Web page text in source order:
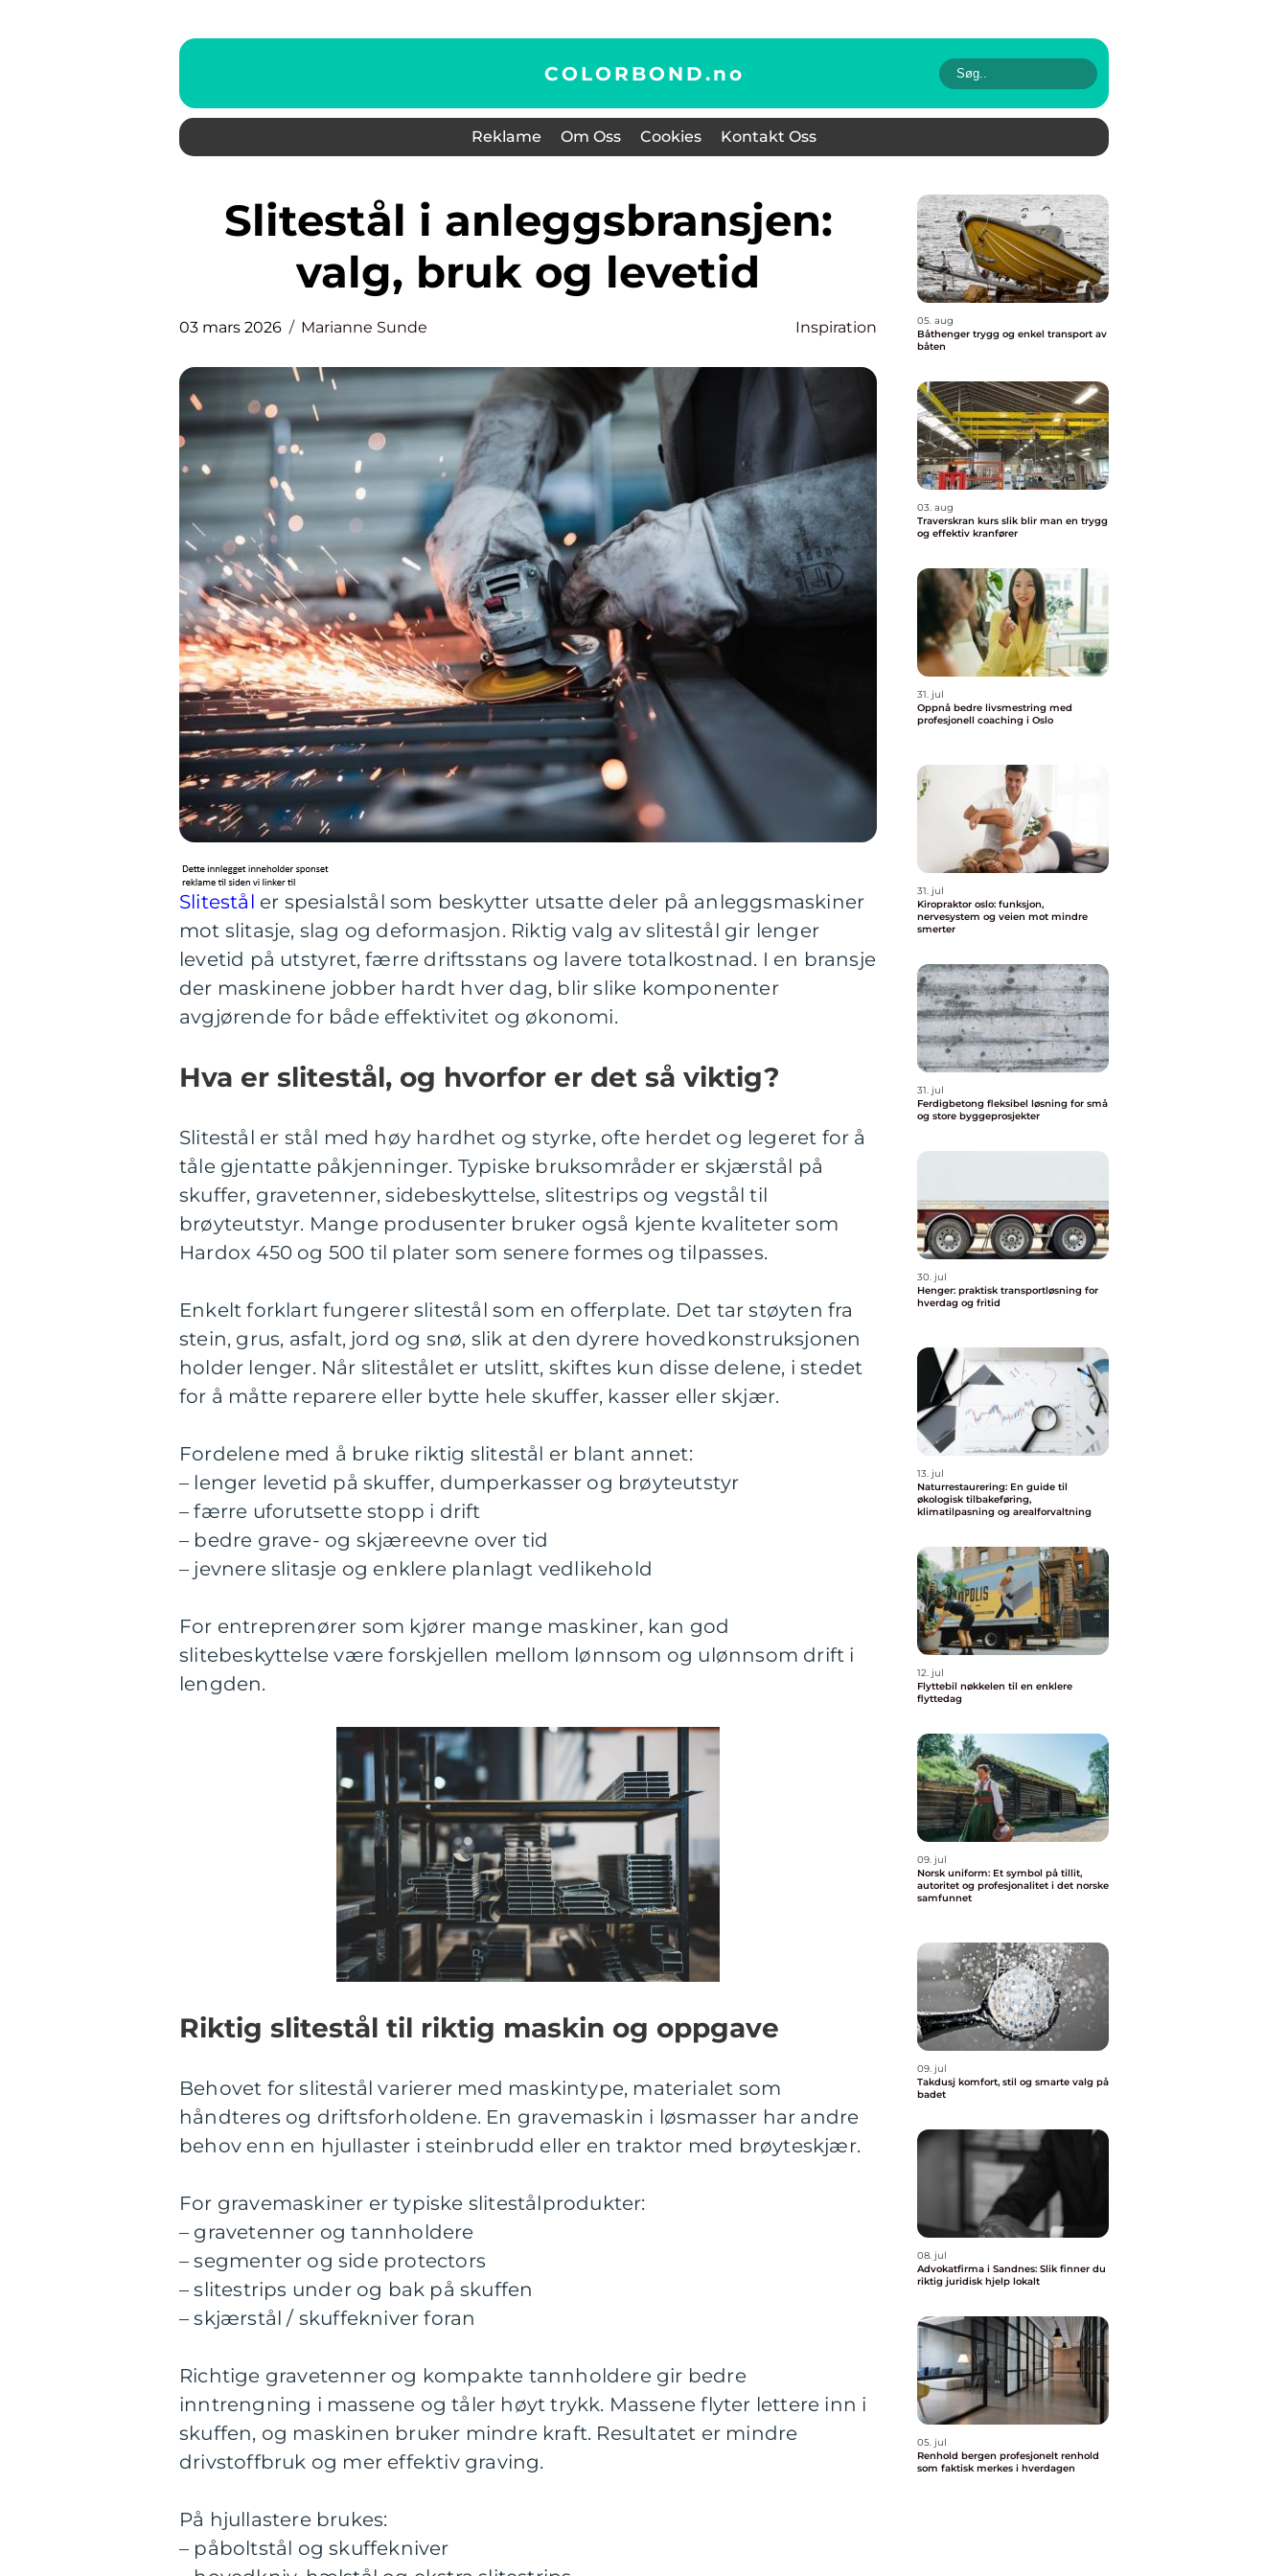
COLORBOND.no
Reklame Om Oss Cookies Kontakt Oss
Slitestål i anleggsbransjen:
valg, bruk og levetid
03 mars 2026 Marianne Sunde Inspiration
Slitestål er spesialstål som beskytter utsatte deler på anleggsmaskiner
mot slitasje, slag og deformasjon. Riktig valg av slitestål gir lenger
levetid på utstyret, færre driftsstans og lavere totalkostnad. I en bransje
der maskinene jobber hardt hver dag, blir slike komponenter
avgjørende for både effektivitet og økonomi.
Hva er slitestål, og hvorfor er det så viktig?
Slitestål er stål med høy hardhet og styrke, ofte herdet og legeret for å
tåle gjentatte påkjenninger. Typiske bruksområder er skjærstål på
skuffer, gravetenner, sidebeskyttelse, slitestrips og vegstål til
brøyteutstyr. Mange produsenter bruker også kjente kvaliteter som
Hardox 450 og 500 til plater som senere formes og tilpasses.
Enkelt forklart fungerer slitestål som en offerplate. Det tar støyten fra
stein, grus, asfalt, jord og snø, slik at den dyrere hovedkonstruksjonen
holder lenger. Når slitestålet er utslitt, skiftes kun disse delene, i stedet
for å måtte reparere eller bytte hele skuffer, kasser eller skjær.
Fordelene med å bruke riktig slitestål er blant annet:
– lenger levetid på skuffer, dumperkasser og brøyteutstyr
– færre uforutsette stopp i drift
– bedre grave- og skjæreevne over tid
– jevnere slitasje og enklere planlagt vedlikehold
For entreprenører som kjører mange maskiner, kan god
slitebeskyttelse være forskjellen mellom lønnsom og ulønnsom drift i
lengden.
Riktig slitestål til riktig maskin og oppgave
Behovet for slitestål varierer med maskintype, materialet som
håndteres og driftsforholdene. En gravemaskin i løsmasser har andre
behov enn en hjullaster i steinbrudd eller en traktor med brøyteskjær.
For gravemaskiner er typiske slitestålprodukter:
– gravetenner og tannholdere
– segmenter og side protectors
– slitestrips under og bak på skuffen
– skjærstål / skuffekniver foran
Richtige gravetenner og kompakte tannholdere gir bedre
inntrengning i massene og tåler høyt trykk. Massene flyter lettere inn i
skuffen, og maskinen bruker mindre kraft. Resultatet er mindre
drivstoffbruk og mer effektiv graving.
På hjullastere brukes:
– påboltstål og skuffekniver
05. aug
Båthenger trygg og enkel transport av
båten
03. aug
Traverskran kurs slik blir man en trygg
og effektiv kranfører
31. jul
Oppnå bedre livsmestring med
profesjonell coaching i Oslo
31. jul
Kiropraktor oslo: funksjon,
nervesystem og veien mot mindre
smerter
31. jul
Ferdigbetong fleksibel løsning for små
og store byggeprosjekter
30. jul
Henger: praktisk transportløsning for
hverdag og fritid
13. jul
Naturrestaurering: En guide til
økologisk tilbakeføring,
klimatilpasning og arealforvaltning
12. jul
Flyttebil nøkkelen til en enklere
flyttedag
09. jul
Norsk uniform: Et symbol på tillit,
autoritet og profesjonalitet i det norske
samfunnet
09. jul
Takdusj komfort, stil og smarte valg på
badet
08. jul
Advokatfirma i Sandnes: Slik finner du
riktig juridisk hjelp lokalt
05. jul
Renhold bergen profesjonelt renhold
som faktisk merkes i hverdagen